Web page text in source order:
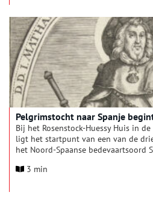
Pelgrimstocht naar Spanje
Bij het Rosenstock-Huessy Huis in
ligt het startpunt van een van de
het Noord-Spaanse bedevaartsoord
3 min